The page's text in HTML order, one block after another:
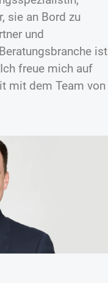
sie an Bord zu
und
ist
freue mich auf
mit dem Team von